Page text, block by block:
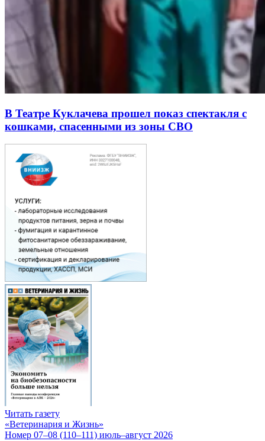
В Театре Куклачева прошел показ спектакля с
кошками, спасенными из зоны СВО
Читать газету
«Ветеринария и Жизнь»
Номер 07–08 (110–111) июль–август 2026